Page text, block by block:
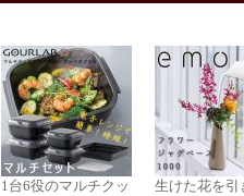
1台6役のマルチクッ
生けた花を引